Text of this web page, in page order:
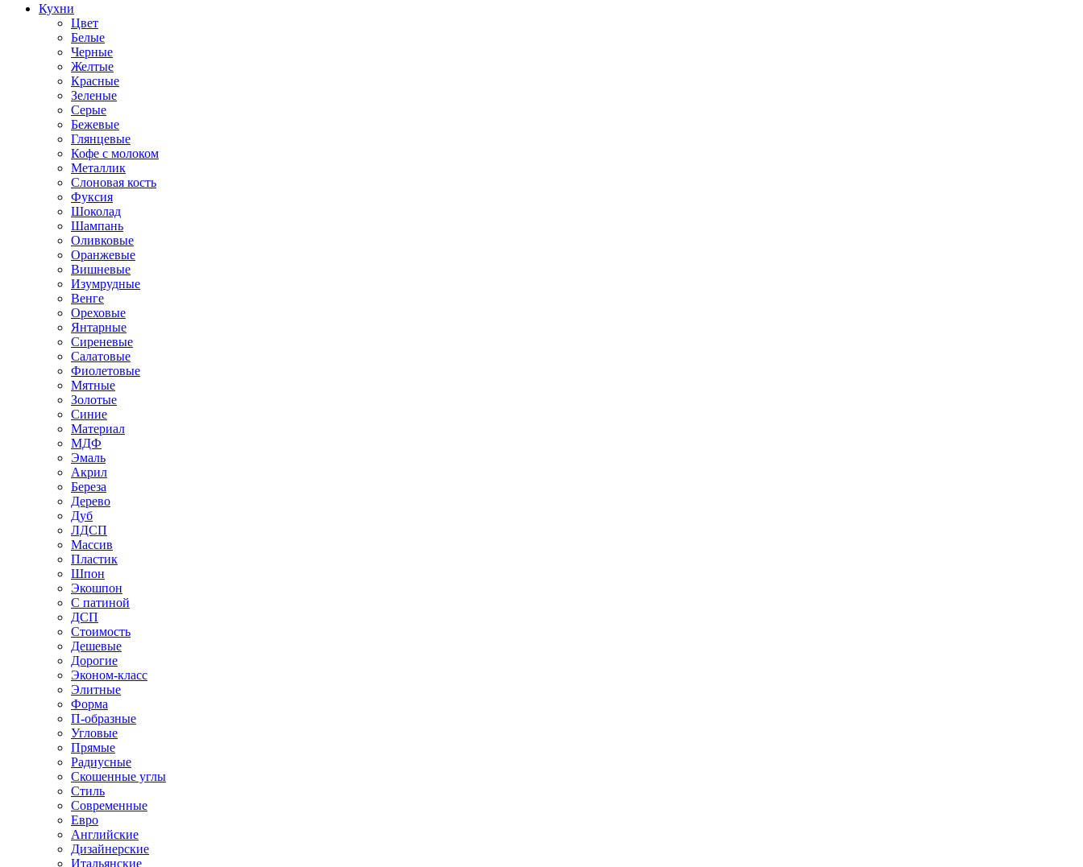
Кухни
Цвет
Белые
Черные
Желтые
Красные
Зеленые
Серые
Бежевые
Глянцевые
Кофе с молоком
Металлик
Слоновая кость
Фуксия
Шоколад
Шампань
Оливковые
Оранжевые
Вишневые
Изумрудные
Венге
Ореховые
Янтарные
Сиреневые
Салатовые
Фиолетовые
Мятные
Золотые
Синие
Материал
МДФ
Эмаль
Акрил
Береза
Дерево
Дуб
ЛДСП
Массив
Пластик
Шпон
Экошпон
С патиной
ДСП
Стоимость
Дешевые
Дорогие
Эконом-класс
Элитные
Форма
П-образные
Угловые
Прямые
Радиусные
Скошенные углы
Стиль
Современные
Евро
Английские
Дизайнерские
Итальянские